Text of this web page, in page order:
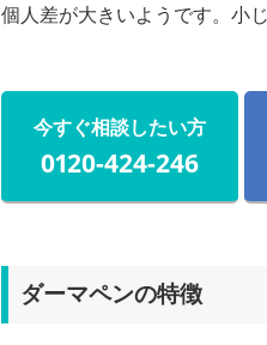
個人差が大きいようです。小
今すぐ相談したい方
0120-424-246
ダーマペンの特徴